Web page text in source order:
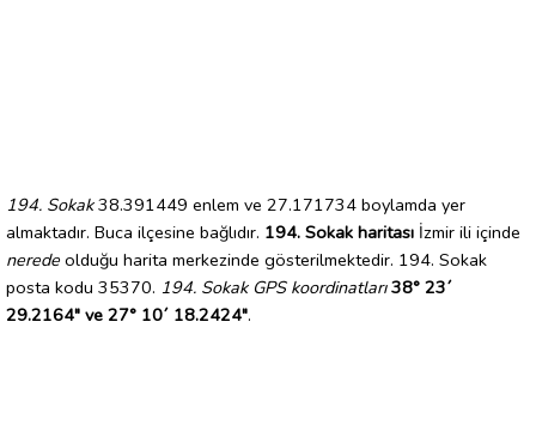
194. Sokak38.391449 enlem ve 27.171734 boylamda yer
almaktadır. Buca ilçesine bağlıdır. 194. Sokak haritası İzmir ili içinde
nerede olduğu harita merkezinde gösterilmektedir. 194. Sokak
posta kodu 35370. 194. Sokak GPS koordinatları 38° 23´
29.2164" ve 27° 10´ 18.2424".